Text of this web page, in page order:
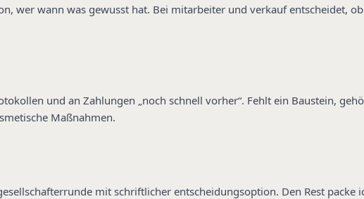
wer wann was gewusst hat. Bei mitarbeiter und verkauf entscheidet,
und an Zahlungen „noch schnell vorher“. Fehlt ein Baustein,
Maßnahmen.
mit schriftlicher entscheidungsoption. Den Rest packe